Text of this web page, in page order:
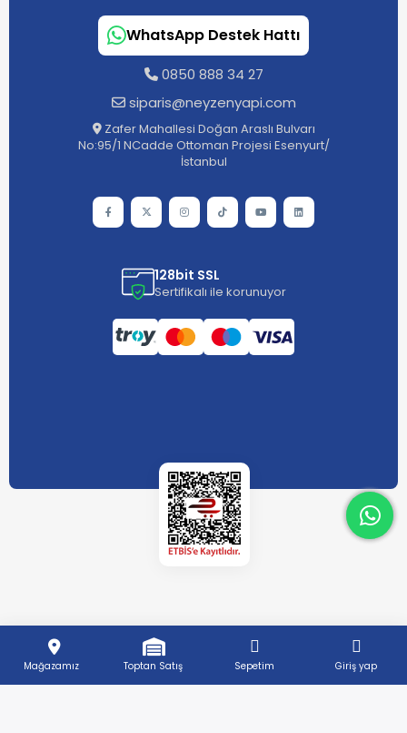
Mağazamız Toptan Satış Sepetim Giriş yap
WhatsApp Destek Hattı
0850 888 34 27
siparis@neyzenyapi.com
Zafer Mahallesi Doğan Araslı Bulvarı
No:95/1 NCadde Ottoman Projesi Esenyurt/
İstanbul
128bit SSL
Sertifikalı ile korunuyor